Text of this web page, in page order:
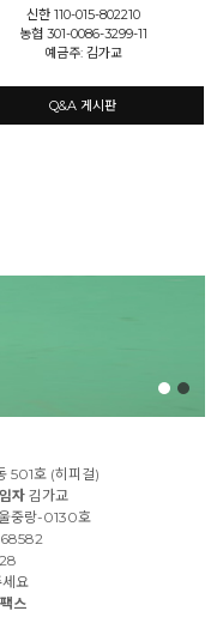
신한 110-015-802210
농협 301-0086-3299-11
예금주: 김가교
Q&A 게시판
501호 (히피걸)
자김가교
중랑-0130호
요
팩스